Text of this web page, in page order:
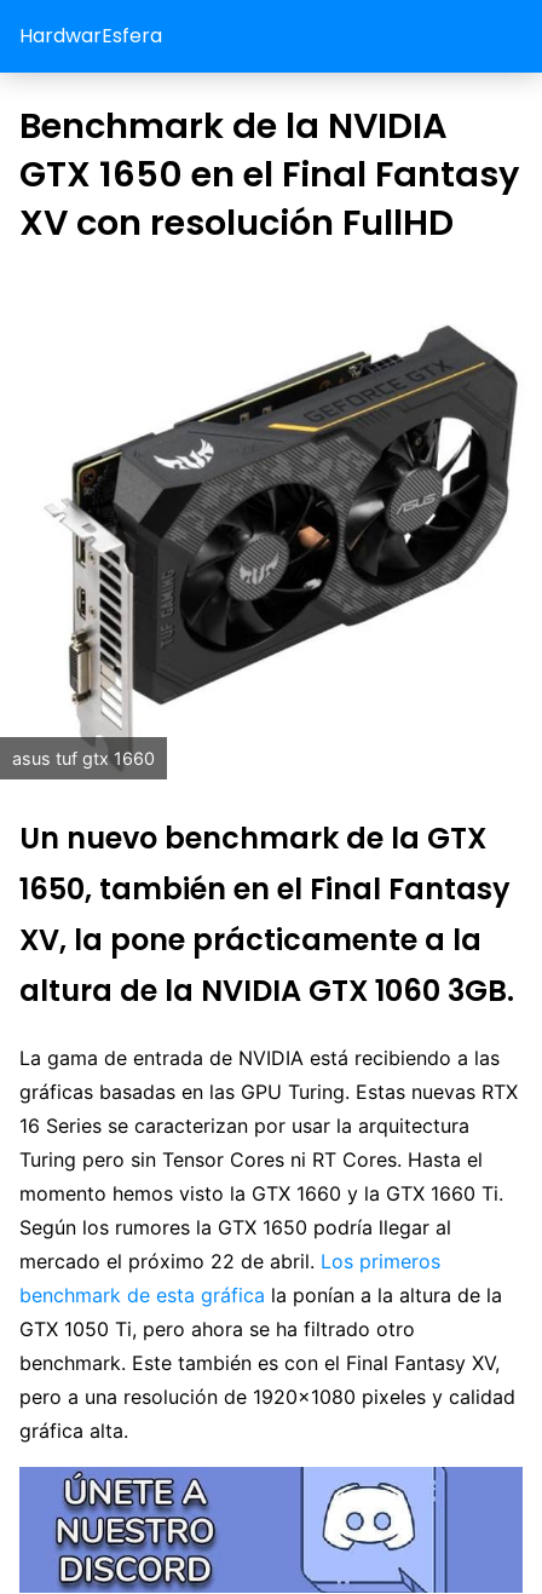
HardwarEsfera
Benchmark de la NVIDIA
GTX 1650 en el Final Fantasy
XV con resolución FullHD
asus tuf gtx 1660
Un nuevo benchmark de la GTX
1650, también en el Final Fantasy
XV, la pone prácticamente a la
altura de la NVIDIA GTX 1060 3GB.
La gama de entrada de NVIDIA está recibiendo a las
gráficas basadas en las GPU Turing. Estas nuevas RTX
16 Series se caracterizan por usar la arquitectura
Turing pero sin Tensor Cores ni RT Cores. Hasta el
momento hemos visto la GTX 1660 y la GTX 1660 Ti.
Según los rumores la GTX 1650 podría llegar al
mercado el próximo 22 de abril. Los primeros
benchmark de esta gráfica la ponían a la altura de la
GTX 1050 Ti, pero ahora se ha filtrado otro
benchmark. Este también es con el Final Fantasy XV,
pero a una resolución de 1920×1080 pixeles y calidad
gráfica alta.